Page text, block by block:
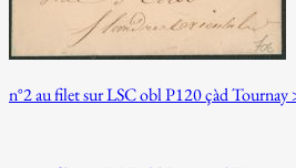
n°2 au filet sur LSC obl P120 çàd Tournay